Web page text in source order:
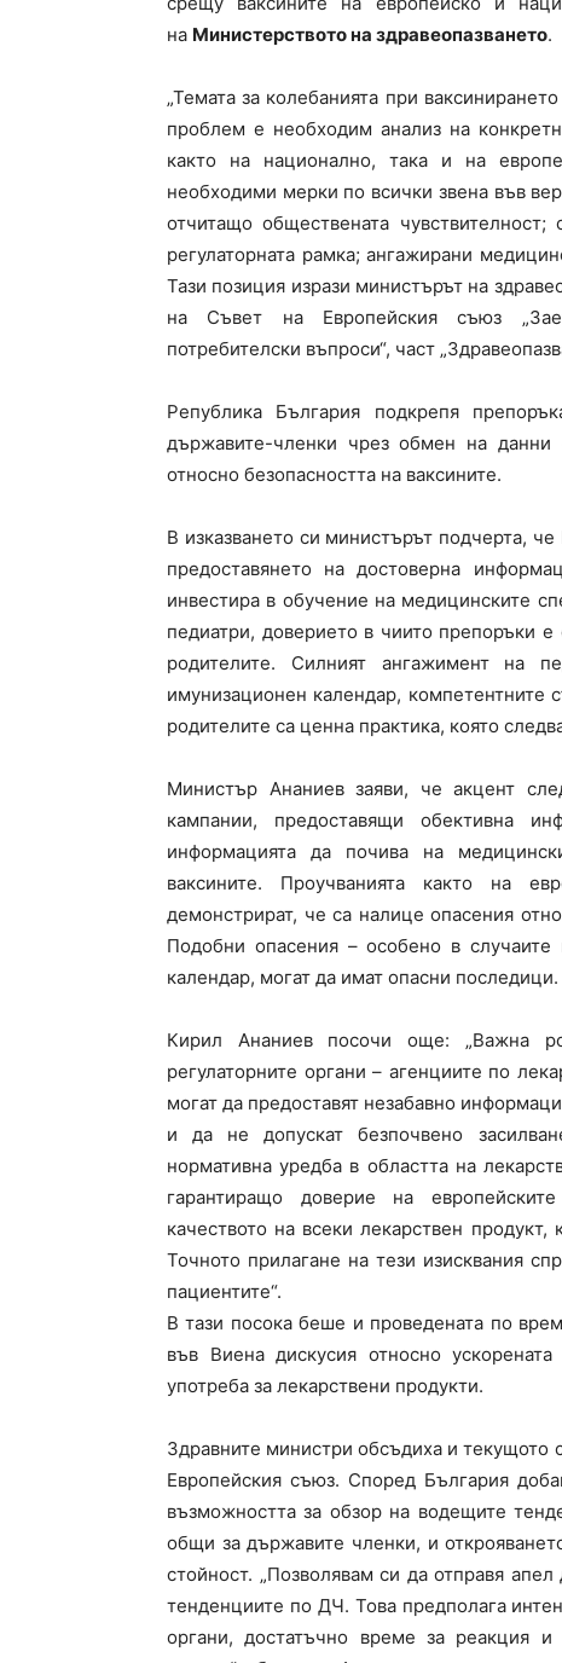
на Министерството на здравеопазването.
„Темата за колебанията при
проблем е необходим анализ на
както на национално, така и на
необходими мерки по всички звена във
отчитащо обществената
регулаторната рамка; ангажирани
Тази позиция изрази министърът на
на Съвет на Европейския съюз
потребителски въпроси“, част
Република България подкрепя
държавите-членки чрез обмен на
относно безопасността на ваксините.
В изказването си министърът подчерта,
предоставянето на достоверна
инвестира в обучение на медицинските
педиатри, доверието в чиито препоръки
родителите. Силният ангажимент на
имунизационен календар, компетентните
родителите са ценна практика, която
Министър Ананиев заяви, че акцент
кампании, предоставящи обективна
информацията да почива на
ваксините. Проучванията както на
демонстрират, че са налице опасения
Подобни опасения – особено в случаите
календар, могат да имат опасни последици.
Кирил Ананиев посочи още: „Важна
регулаторните органи – агенциите по
могат да предоставят незабавно
и да не допускат безпочвено
нормативна уредба в областта на
гарантиращо доверие на
качеството на всеки лекарствен
Точното прилагане на тези изисквания
пациентите“.
В тази посока беше и проведената по
във Виена дискусия относно
употреба за лекарствени продукти.
Здравните министри обсъдиха и текущото
Европейския съюз. Според България
възможността за обзор на водещите
общи за държавите членки, и
стойност. „Позволявам си да отправя
тенденциите по ДЧ. Това предполага
органи, достатъчно време за реакция и